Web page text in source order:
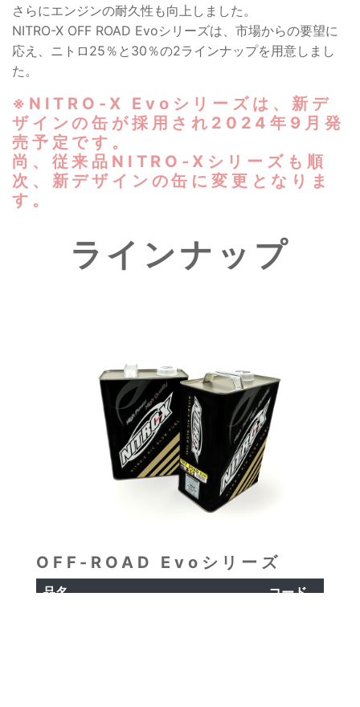
さらにエンジンの耐久性も向上しました。
NITRO-X OFF ROAD Evoシリーズは、市場からの要望に
応え、ニトロ25％と30％の2ラインナップを用意しまし
た。
※NITRO-X Evoシリーズは、新デ
ザインの缶が採用され2024年9月発
売予定です。
尚、従来品NITRO-Xシリーズも順
次、新デザインの缶に変更となりま
す。
ラインナップ
OFF-ROAD Evoシリーズ
品名
コード